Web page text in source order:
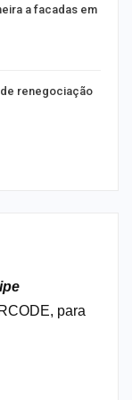
a facadas em
renegociação
para